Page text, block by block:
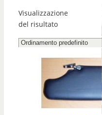
Visualizzazione
del risultato